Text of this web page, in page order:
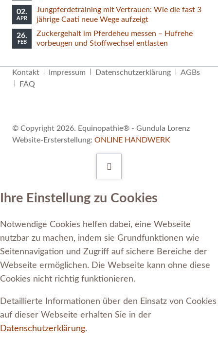
02.
APR
Jungpferdetraining mit Vertrauen: Wie die fast 3
jährige Caati neue Wege aufzeigt
26.
FEB
Zuckergehalt im Pferdeheu messen – Hufrehe
vorbeugen und Stoffwechsel entlasten
Navigation
überspringen
Kontakt Impressum Datenschutzerklärung
AGBs
FAQ
© Copyright 2026. Equinopathie® - Gundula Lorenz
Website-Ersterstellung: ONLINE HANDWERK
Ihre Einstellung zu Cookies
Notwendige Cookies helfen dabei, eine Webseite
nutzbar zu machen, indem sie Grundfunktionen wie
Seitennavigation und Zugriff auf sichere Bereiche der
Webseite ermöglichen. Die Webseite kann ohne diese
Cookies nicht richtig funktionieren.
Detaillierte Informationen über den Einsatz von Cookies
auf dieser Webseite erhalten Sie in der
Datenschutzerklärung.